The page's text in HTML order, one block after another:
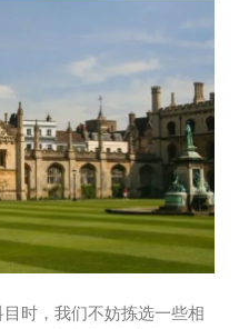
时，我们不妨拣选一些相